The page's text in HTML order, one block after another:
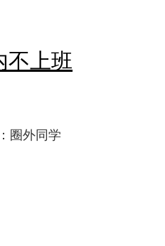
不上班
圈外同学